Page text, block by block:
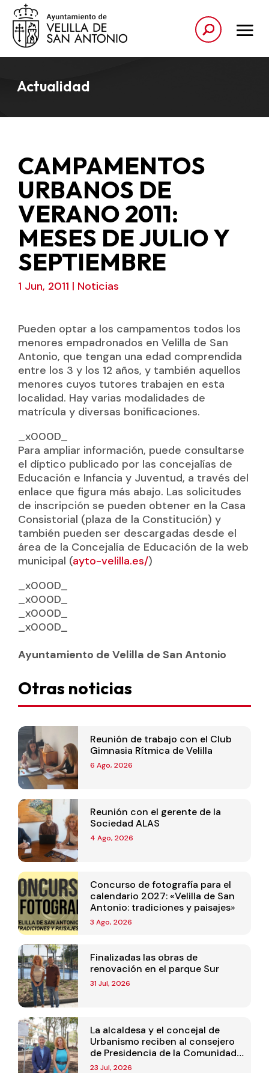
Actualidad
CAMPAMENTOS
URBANOS DE
VERANO 2011:
MESES DE JULIO Y
SEPTIEMBRE
1 Jun, 2011 | Noticias
Pueden optar a los campamentos todos los
menores empadronados en Velilla de San
Antonio, que tengan una edad comprendida
entre los 3 y los 12 años, y también aquellos
menores cuyos tutores trabajen en esta
localidad. Hay varias modalidades de
matrícula y diversas bonificaciones.
_x000D_
Para ampliar información, puede consultarse
el díptico publicado por las concejalías de
Educación e Infancia y Juventud, a través del
enlace que figura más abajo. Las solicitudes
de inscripción se pueden obtener en la Casa
Consistorial (plaza de la Constitución) y
también pueden ser descargadas desde el
área de la Concejalía de Educación de la web
municipal (ayto-velilla.es/)
_x000D_
_x000D_
_x000D_
_x000D_
Ayuntamiento de Velilla de San Antonio
Otras noticias
Reunión de trabajo con el Club
Gimnasia Rítmica de Velilla
6 Ago, 2026
Reunión con el gerente de la
Sociedad ALAS
4 Ago, 2026
Concurso de fotografía para el
calendario 2027: «Velilla de San
Antonio: tradiciones y paisajes»
3 Ago, 2026
Finalizadas las obras de
renovación en el parque Sur
31 Jul, 2026
La alcaldesa y el concejal de
Urbanismo reciben al consejero
de Presidencia de la Comunidad
de Madrid
23 Jul, 2026